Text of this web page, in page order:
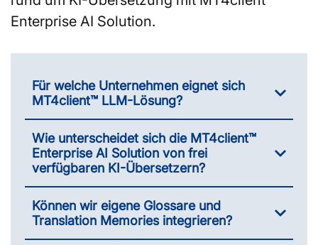
Enterprise AI Solution.
Für welche Unternehmen eignet sich
MT4client™ LLM-Lösung?
Wie unterscheidet sich die MT4client™
Enterprise AI Solution von frei
verfügbaren KI-Übersetzern?
Können wir eigene Glossare und
Translation Memories integrieren?